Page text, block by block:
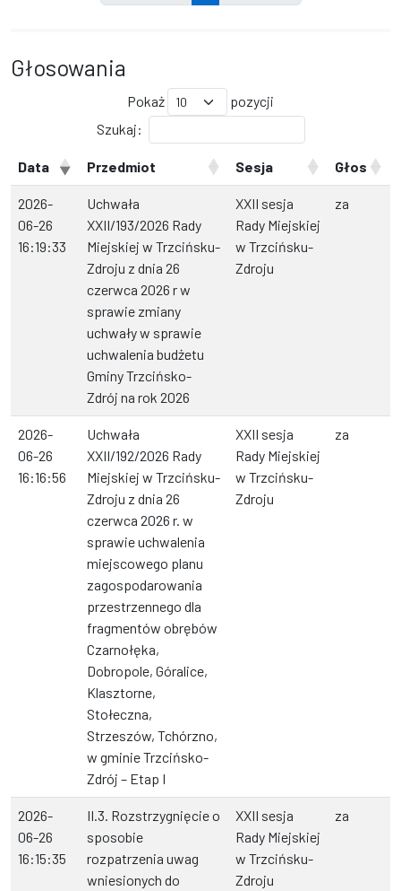
Głosowania
Pokaż
pozycji
Szukaj:
Data Przedmiot Sesja Głos
2026-
06-26
16:19:33
Uchwała
XXII/193/2026 Rady
Miejskiej w Trzcińsku-
Zdroju z dnia 26
czerwca 2026 r w
sprawie zmiany
uchwały w sprawie
uchwalenia budżetu
Gminy Trzcińsko-
Zdrój na rok 2026
XXII sesja
Rady Miejskiej
w Trzcińsku-
Zdroju
za
2026-
06-26
16:16:56
Uchwała
XXII/192/2026 Rady
Miejskiej w Trzcińsku-
Zdroju z dnia 26
czerwca 2026 r. w
sprawie uchwalenia
miejscowego planu
zagospodarowania
przestrzennego dla
fragmentów obrębów
Czarnołęka,
Dobropole, Góralice,
Klasztorne,
Stołeczna,
Strzeszów, Tchórzno,
w gminie Trzcińsko-
Zdrój – Etap I
XXII sesja
Rady Miejskiej
w Trzcińsku-
Zdroju
za
2026-
06-26
16:15:35
II.3. Rozstrzygnięcie o
sposobie
rozpatrzenia uwag
wniesionych do
XXII sesja
Rady Miejskiej
w Trzcińsku-
Zdroju
za